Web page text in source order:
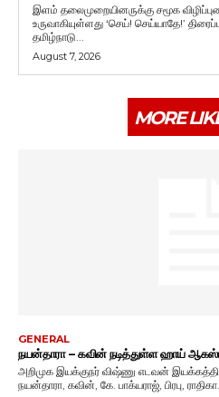
இளம் தலைமுறையினருக்கு சமூக
உருவாகியுள்ளது ‘செய்! செய்யாதே!’
தமிழ்நாடு...
August 7, 2026
MORE
GENERAL
நயன்தாரா – கவின் நடித்துள்ள ஹாய்
அறிமுக இயக்குநர் விஷ்ணு எடவன்
நயன்தாரா, கவின், கே. பாக்யராஜ், பிரபு,